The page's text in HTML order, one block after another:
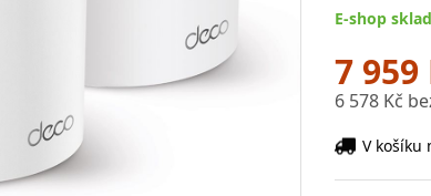
E-shop
7 959
6 578 Kč
V košíku